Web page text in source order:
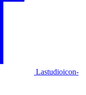
Lastudioicon-